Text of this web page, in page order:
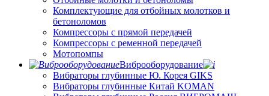
Комплектующие для отбойных молотков и
бетоноломов
Компрессоры с прямой передачей
Компрессоры с ременной передачей
Мотопомпы
Виброоборудование
Вибраторы глубинные Ю. Корея GIKS
Вибраторы глубинные Китай KOMAN